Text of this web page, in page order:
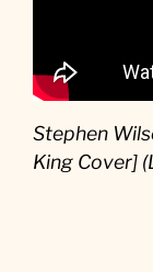
Stephen
King Cover]